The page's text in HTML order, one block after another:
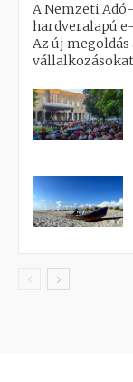
A Nemzeti
hardveralapú
Az új